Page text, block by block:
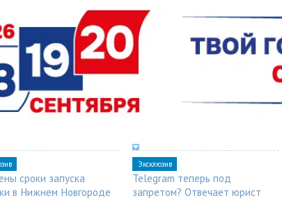
сроки запуска
в Нижнем Новгороде
Эксклюзив
Telegram теперь под
запретом? Отвечает юрист